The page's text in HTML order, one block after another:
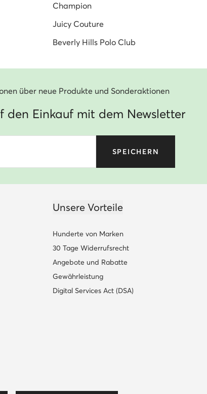
Champion
Juicy Couture
Beverly Hills Polo Club
über neue Produkte und Sonderaktionen
den Einkauf mit dem Newsletter
SPEICHERN
Unsere Vorteile
Hunderte von Marken
30 Tage Widerrufsrecht
Angebote und Rabatte
Gewährleistung
Digital Services Act (DSA)